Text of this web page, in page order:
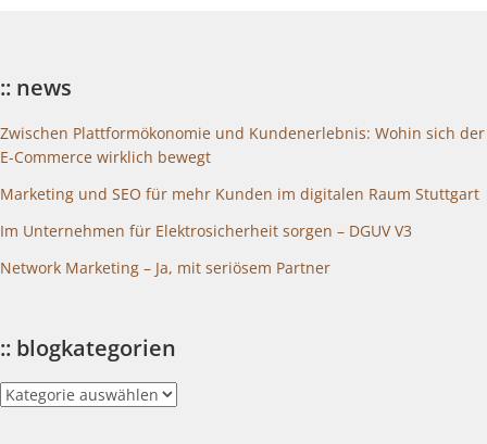
:: news
Zwischen Plattformökonomie und Kundenerlebnis: Wohin sich der
E-Commerce wirklich bewegt
Marketing und SEO für mehr Kunden im digitalen Raum Stuttgart
Im Unternehmen für Elektrosicherheit sorgen – DGUV V3
Network Marketing – Ja, mit seriösem Partner
:: blogkategorien
::
blogkategorien